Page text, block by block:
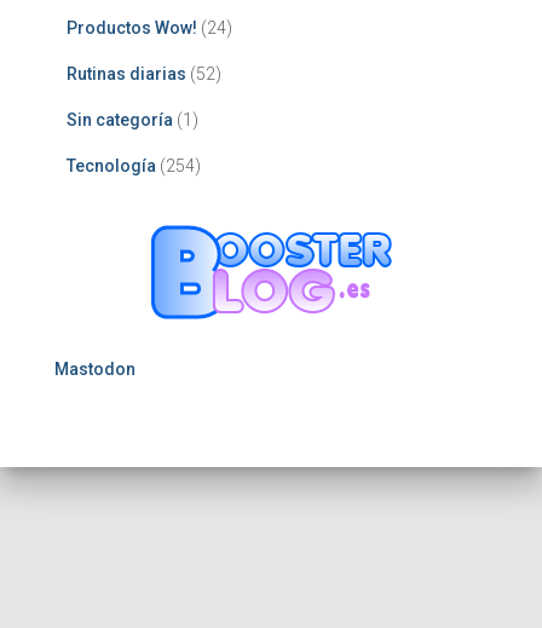
Productos Wow! (24)
Rutinas diarias (52)
Sin categoría (1)
Tecnología (254)
Mastodon